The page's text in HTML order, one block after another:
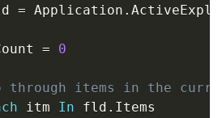
= Application .
= 0
through items in the
itm In fld . Items